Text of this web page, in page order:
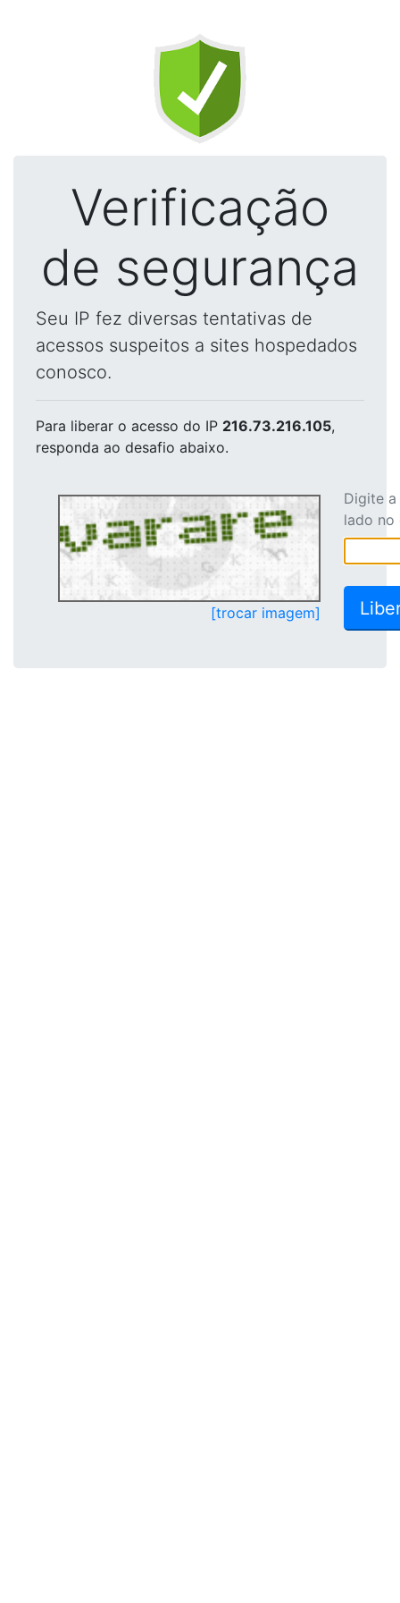
Verificação
de segurança
Seu IP fez diversas tentativas de
acessos suspeitos a sites hospedados
conosco.
Para liberar o acesso do IP 216.73.216.105,
responda ao desafio abaixo.
[trocar imagem]
Digite
lado no